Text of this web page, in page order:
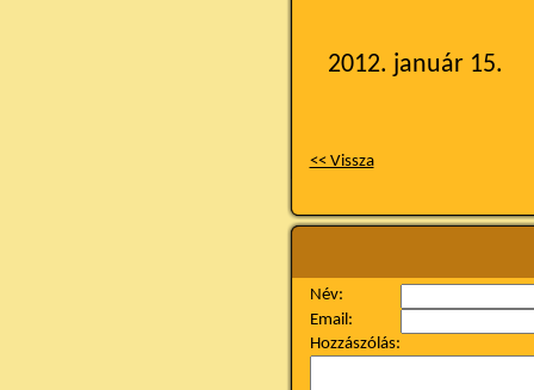
2012. január 15.
<< Vissza
Név:
Email:
Hozzászólás: